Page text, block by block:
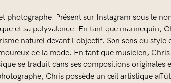
photographe. Présent sur Instagram sous le
et sa polyvalence. En tant que mannequin,
naturel devant l'objectif. Son sens du style
de la mode. En tant que musicien, Chris
se traduit dans ses compositions originales
Chris possède un œil artistique